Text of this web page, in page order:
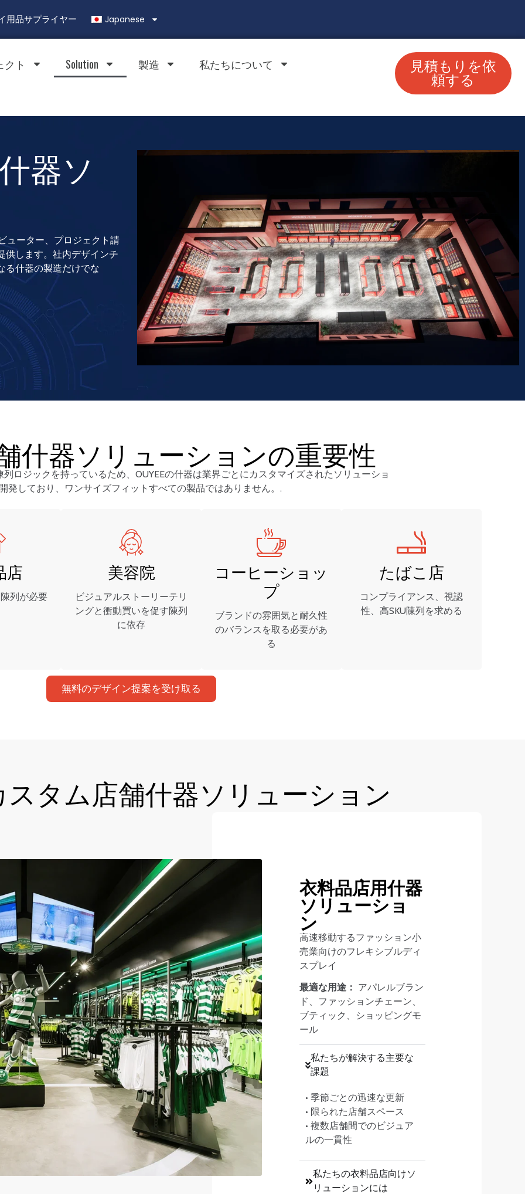
用品サプライヤー Japanese
クト Solution 製造 私たちについて
見積もりを依
頼する
器ソ
ューター、プロジェクト請
供します。社内デザインチ
る什器の製造だけでな
什器ソリューションの重要性
ロジックを持っているため、OUYEEの什器は業界ごとにカスタマイズされたソリューショ
発しており、ワンサイズフィットすべての製品ではありません。.
店
列が必要
美容院
ビジュアルストーリーテリ
ングと衝動買いを促す陳列
に依存
コーヒーショッ
プ
ブランドの雰囲気と耐久性
のバランスを取る必要があ
る
たばこ店
コンプライアンス、視認
性、高SKU陳列を求める
無料のデザイン提案を受け取る
タム店舗什器ソリューション
衣料品店用什器
ソリューショ
ン
高速移動するファッション小
売業向けのフレキシブルディ
スプレイ
最適な用途： アパレルブラン
ド、ファッションチェーン、
ブティック、ショッピングモ
ール
私たちが解決する主要な
課題
• 季節ごとの迅速な更新
• 限られた店舗スペース
• 複数店舗間でのビジュア
ルの一貫性
私たちの衣料品店向けソ
リューションには